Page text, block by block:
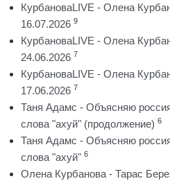
КурбановаLIVE - Олена
16.07.2026 9
КурбановаLIVE - Олена
24.06.2026 7
КурбановаLIVE - Олена
17.06.2026 7
Таня Адамс - Объясняю
слова "ахуй" (продолжение) 6
Таня Адамс - Объясняю
слова "ахуй" 6
Олена Курбанова - Тарас